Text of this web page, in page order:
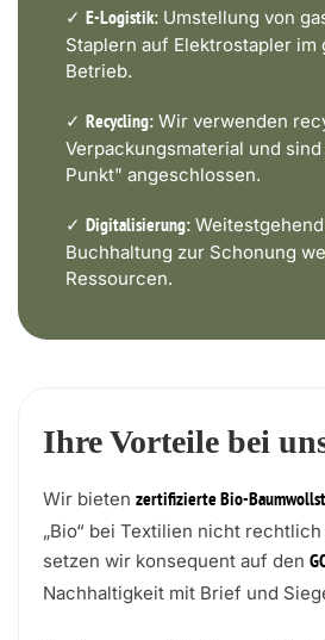
✓ E-Logistik: Umstellung von
Staplern auf Elektrostapler im
Betrieb.
✓ Recycling: Wir verwenden
Verpackungsmaterial und
Punkt" angeschlossen.
✓ Digitalisierung:
Buchhaltung zur Schonung
Ressourcen.
Ihre Vorteile bei
Wir bieten zertifizierte Bio-
„Bio“ bei Textilien nicht
setzen wir konsequent auf den
Nachhaltigkeit mit Brief und